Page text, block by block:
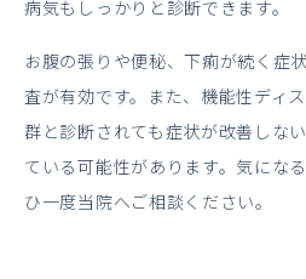
病気もしっかりと診断できます。
お腹の張りや便秘、下痢が続く症
査が有効です。また、機能性ディ
群と診断されても症状が改善しな
ている可能性があります。気にな
ひ一度当院へご相談ください。